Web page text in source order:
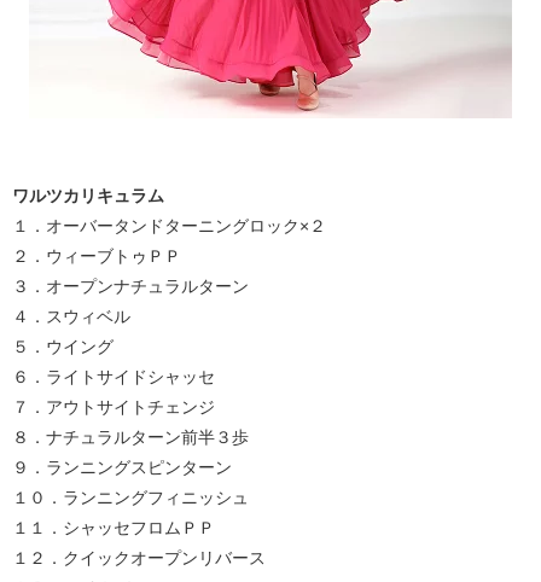
ワルツカリキュラム
１．オーバータンドターニングロック×２
２．ウィーブトゥＰＰ
３．オープンナチュラルターン
４．スウィベル
５．ウイング
６．ライトサイドシャッセ
７．アウトサイトチェンジ
８．ナチュラルターン前半３歩
９．ランニングスピンターン
１０．ランニングフィニッシュ
１１．シャッセフロムＰＰ
１２．クイックオープンリバース